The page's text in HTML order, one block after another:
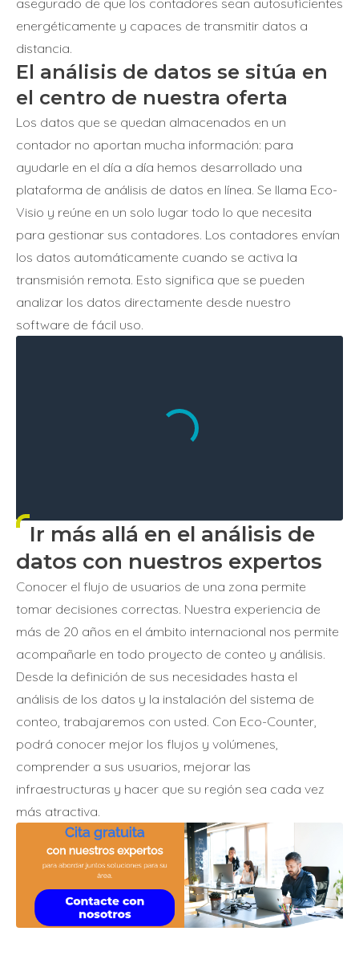
asegurado de que los contadores sean autosuficientes
energéticamente y capaces de transmitir datos a
distancia.
El análisis de datos se sitúa en
el centro de nuestra oferta
Los datos que se quedan almacenados en un
contador no aportan mucha información: para
ayudarle en el día a día hemos desarrollado una
plataforma de análisis de datos en línea. Se llama Eco-
Visio y reúne en un solo lugar todo lo que necesita
para gestionar sus contadores. Los contadores envían
los datos automáticamente cuando se activa la
transmisión remota. Esto significa que se pueden
analizar los datos directamente desde nuestro
software de fácil uso.
Ir más allá en el análisis de
datos con nuestros expertos
Conocer el flujo de usuarios de una zona permite
tomar decisiones correctas. Nuestra experiencia de
más de 20 años en el ámbito internacional nos permite
acompañarle en todo proyecto de conteo y análisis.
Desde la definición de sus necesidades hasta el
análisis de los datos y la instalación del sistema de
conteo, trabajaremos con usted. Con Eco-Counter,
podrá conocer mejor los flujos y volúmenes,
comprender a sus usuarios, mejorar las
infraestructuras y hacer que su región sea cada vez
más atractiva.